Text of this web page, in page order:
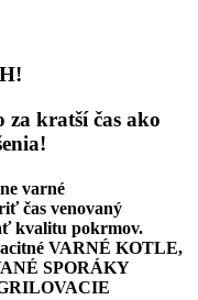
kratší čas ako
varné
čas venovaný
kvalitu pokrmov.
VARNÉ KOTLE,
SPORÁKY